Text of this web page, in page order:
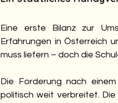
Eine erste Bilanz zur
Erfahrungen in Österreich
muss liefern – doch die
Die Forderung nach
politisch weit verbreitet.